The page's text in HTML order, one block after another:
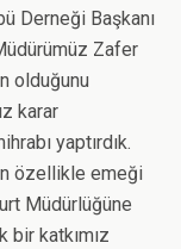
Derneği Başkanı
Zafer
olduğunu
karar
yaptırdık.
özellikle emeği
Müdürlüğüne
bir katkımız